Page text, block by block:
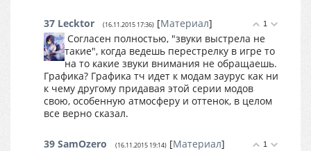
1
37 Lecktor (16.11.2015 17:36) [Материал]
Согласен полностью, "звуки выстрела не
такие", когда ведешь перестрелку в игре то
на то какие звуки внимания не обращаешь.
Графика? Графика тч идет к модам заурус как ни
к чему другому придавая этой серии модов
свою, особенную атмосферу и оттенок, в целом
все верно сказал.
1
39 SamOzero (16.11.2015 19:14) [Материал]